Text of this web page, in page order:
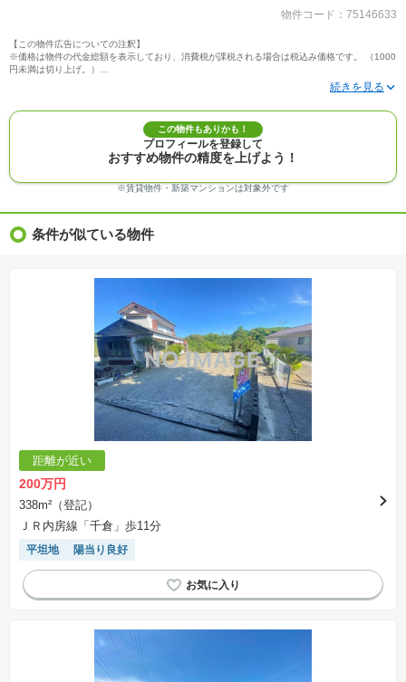
物件コード：75146633
【この物件広告についての注釈】
※価格は物件の代金総額を表示しており、消費税が課税される場合は税込み価格です。 （1000
円未満は切り上げ。）
※写真に写っている、またはパース（絵）や間取り図に描かれている家具や車などは、特にコ
※建築条件付き土地価格には、建物価格は含まれません。
※物件情報は、原則として情報提供日の２日前に最終確認した情報です。
※完成予想図はいずれも外構、植栽、外観等実際のものとは多少異なることがあります。
※モデルルーム・モデルハウス・展示場・ショールームの画像の場合、今回販売の物件と異な
※ＣＧ合成の画像の場合、実際とは多少異なる場合があります。
※物件特徴：販売戸数が複数の物件は、全ての住戸に該当しない項目もあります。
※価格更新：物件価格が変更された日から１週間表示されます。
※土地（建築条件なし）で「建物プラン例」が表記してある時、そのプラン例は特定の建築請
負会社によるもので、当該建築請負会社以外で建てた場合、同様のものが同価格で建てられる
とは限りません。また建築請負会社を特定するものではありません。
※建築条件付き土地とは、その土地に建築する建物の建築請負契約が、一定期間内に成立する
ことを条件として売買される土地のことをいいます。建築請負契約成立に向けて設計プランを
協議するため、土地購入者が自己の希望する建物の設計協議をするために必要な相当の期間の
交渉期間が設定され、その期間内で希望を満たすプランが実現できたかどうかにより結論を出
します。なお、この期間は概ね3ヶ月程度とされています。納得のいくプランが出来ず、建築請
負契約が成立しない場合、土地売買契約は白紙に戻り、土地契約にかかった代金（土地代金、
手付金など）は名目のいかんに関わらず、全て返却されます。
※課税対象物件の「価格」や「費用等」は消費税込みの「総額表示」で統一しています。
※「本体価格」とは、課税対象物件においては「消費税を除いた建物価格」と「土地価格」の
合計額を指します。
表示されておりません。
※取引にかかる費用：物件の契約手続き、決済、引き渡し時にかかる費用を表示しています。
不動産会社によって表記有無が異なるため、ご自身で十分な確認をしていただくようにお願い
いたします。
場合があります。
この物件もありかも！
プロフィールを登録して
おすすめ物件の精度を上げよう！
※賃貸物件・新築マンションは対象外です
条件が似ている物件
距離が近い
200万円
338m²（登記）
ＪＲ内房線「千倉」歩11分
平坦地 陽当り良好